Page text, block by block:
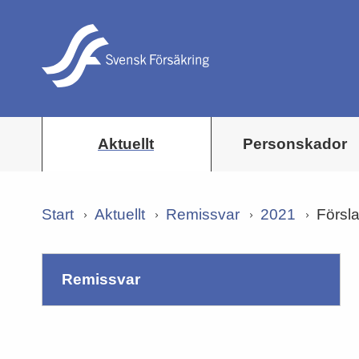
Aktuellt Personskador
Start Aktuellt Remissvar 2021
remissvar